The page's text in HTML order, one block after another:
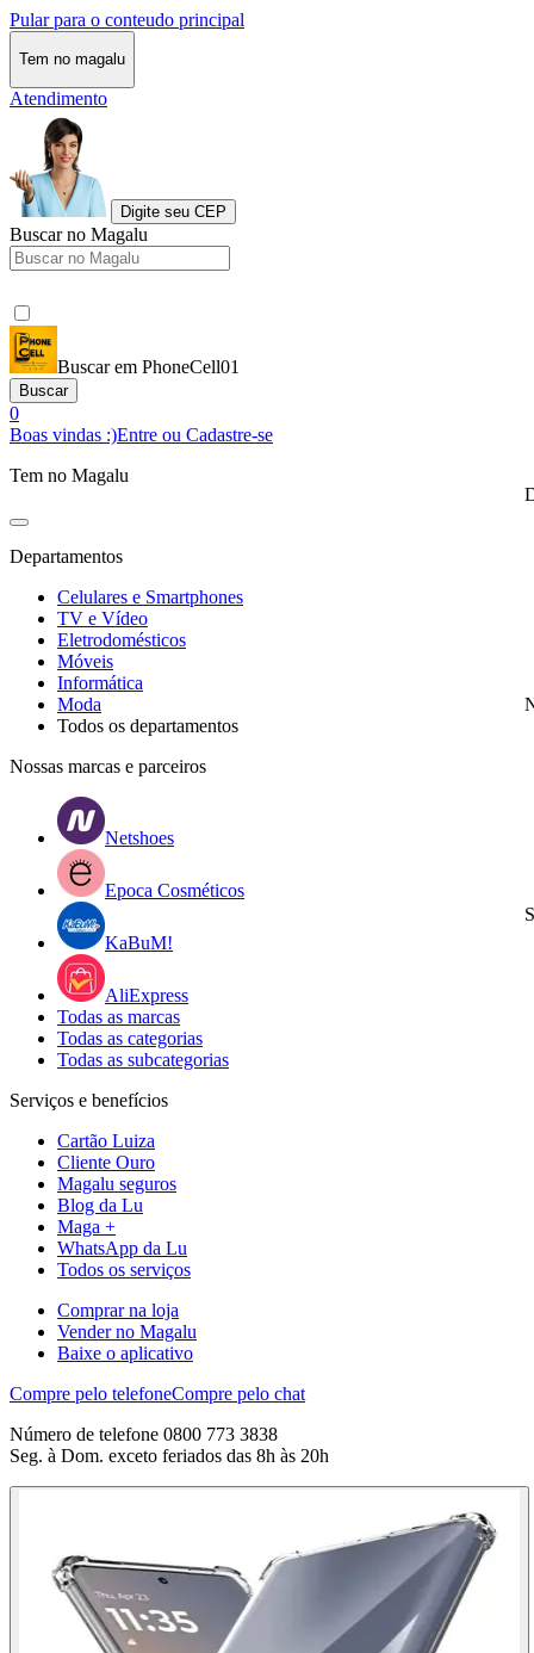
Pular para o conteudo principal
Tem no magalu
Atendimento
Digite seu CEP
Buscar no Magalu
Buscar em PhoneCell01
Buscar
0
Boas vindas :)Entre ou Cadastre-se
Tem no Magalu
Departamentos
Celulares e Smartphones
TV e Vídeo
Eletrodomésticos
Móveis
Informática
Moda
Todos os departamentos
Nossas marcas e parceiros
Netshoes
Epoca Cosméticos
KaBuM!
AliExpress
Todas as marcas
Todas as categorias
Todas as subcategorias
Serviços e benefícios
Cartão Luiza
Cliente Ouro
Magalu seguros
Blog da Lu
Maga +
WhatsApp da Lu
Todos os serviços
Comprar na loja
Vender no Magalu
Baixe o aplicativo
Compre pelo telefoneCompre pelo chat
Número de telefone 0800 773 3838
Seg. à Dom. exceto feriados das 8h às 20h